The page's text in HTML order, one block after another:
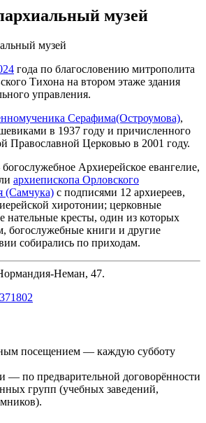
музей
года по благословению митрополита
Тихона на втором этаже здания
управления.
Серафима(Остроумова),
в 1937 году и причисленного
Православной Церковью в 2001 году.
Архиерейское евангелие,
архиепископа Орловского
(Самчука) с подписями 12 архиереев,
хиротонии; церковные
нательные кресты, один из которых
богослужебные книги и другие
собирались по приходам.
Неман, 47.
посещением — каждую субботу
— по предварительной договорённости
групп (учебных заведений,